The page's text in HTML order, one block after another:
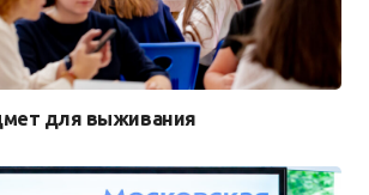
для выживания